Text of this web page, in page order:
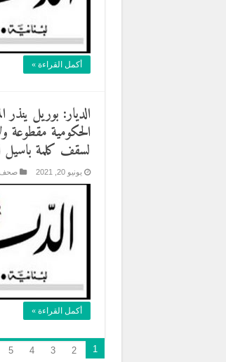
أكمل القراءة »
الديار: بوريل
الحكومية مقطوعة
لسقف كلمة باسيل
يونيو 20, 2021 صحف
أكمل القراءة »
1
2
3
4
5